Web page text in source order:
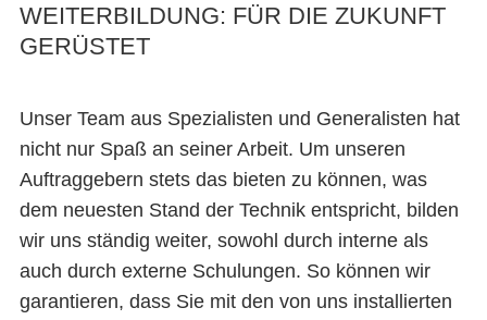
WEITERBILDUNG: FÜR DIE ZUKUNFT
GERÜSTET
Unser Team aus Spezialisten und Generalisten hat
nicht nur Spaß an seiner Arbeit. Um unseren
Auftraggebern stets das bieten zu können, was
dem neuesten Stand der Technik entspricht, bilden
wir uns ständig weiter, sowohl durch interne als
auch durch externe Schulungen. So können wir
garantieren, dass Sie mit den von uns installierten